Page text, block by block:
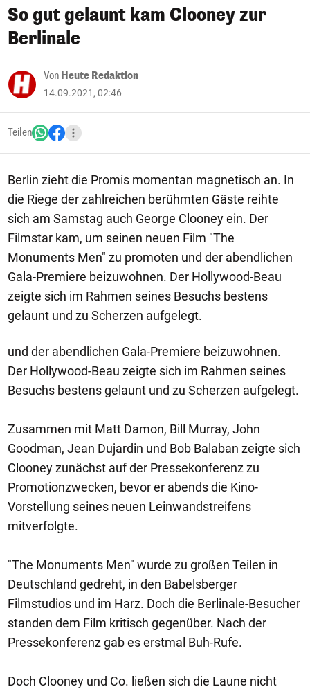
So gut gelaunt kam Clooney zur
Berlinale
Von Heute Redaktion
14.09.2021, 02:46
Teilen
Berlin zieht die Promis momentan magnetisch an. In
die Riege der zahlreichen berühmten Gäste reihte
sich am Samstag auch George Clooney ein. Der
Filmstar kam, um seinen neuen Film "The
Monuments Men" zu promoten und der abendlichen
Gala-Premiere beizuwohnen. Der Hollywood-Beau
zeigte sich im Rahmen seines Besuchs bestens
gelaunt und zu Scherzen aufgelegt.
und der abendlichen Gala-Premiere beizuwohnen.
Der Hollywood-Beau zeigte sich im Rahmen seines
Besuchs bestens gelaunt und zu Scherzen aufgelegt.
Zusammen mit Matt Damon, Bill Murray, John
Goodman, Jean Dujardin und Bob Balaban zeigte sich
Clooney zunächst auf der Pressekonferenz zu
Promotionzwecken, bevor er abends die Kino-
Vorstellung seines neuen Leinwandstreifens
mitverfolgte.
"The Monuments Men" wurde zu großen Teilen in
Deutschland gedreht, in den Babelsberger
Filmstudios und im Harz. Doch die Berlinale-Besucher
standen dem Film kritisch gegenüber. Nach der
Pressekonferenz gab es erstmal Buh-Rufe.
Doch Clooney und Co. ließen sich die Laune nicht